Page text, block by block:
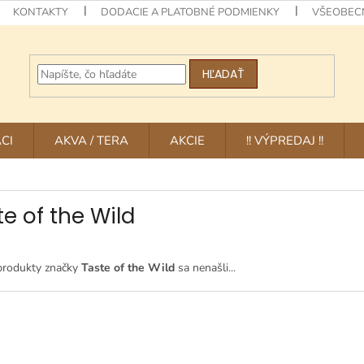
KONTAKTY DODACIE A PLATOBNÉ PODMIENKY
HĽADAŤ
AKVA / TERA AKCIE !! VÝPREDAJ !!
of the Wild
značky Taste of the Wild sa nenašli...